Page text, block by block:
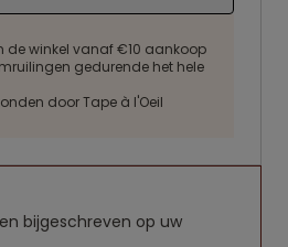
de winkel vanaf €10 aankoop
gedurende het hele
door Tape à l'Oeil
bijgeschreven op uw